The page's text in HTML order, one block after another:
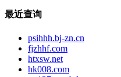
最近查询
psihhh.bj-zn.cn
fjzhhf.com
htxsw.net
hk008.com